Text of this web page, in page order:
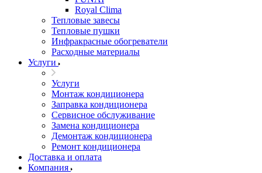
Royal Clima
Тепловые завесы
Тепловые пушки
Инфракрасные обогреватели
Расходные материалы
Услуги
Услуги
Монтаж кондиционера
Заправка кондиционера
Сервисное обслуживание
Замена кондиционера
Демонтаж кондиционера
Ремонт кондиционера
Доставка и оплата
Компания